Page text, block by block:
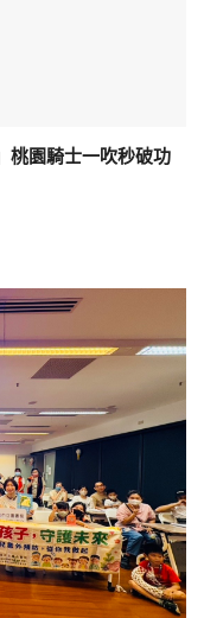
桃園騎士一吹秒破功